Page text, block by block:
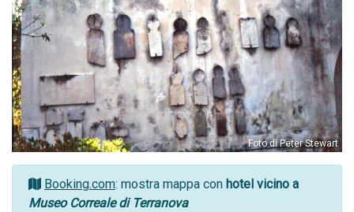
Foto di Peter Stewart
Booking.com: mostra mappa con hotel vicino a
Museo Correale di Terranova